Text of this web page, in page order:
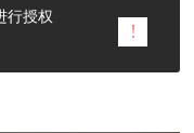
行授权